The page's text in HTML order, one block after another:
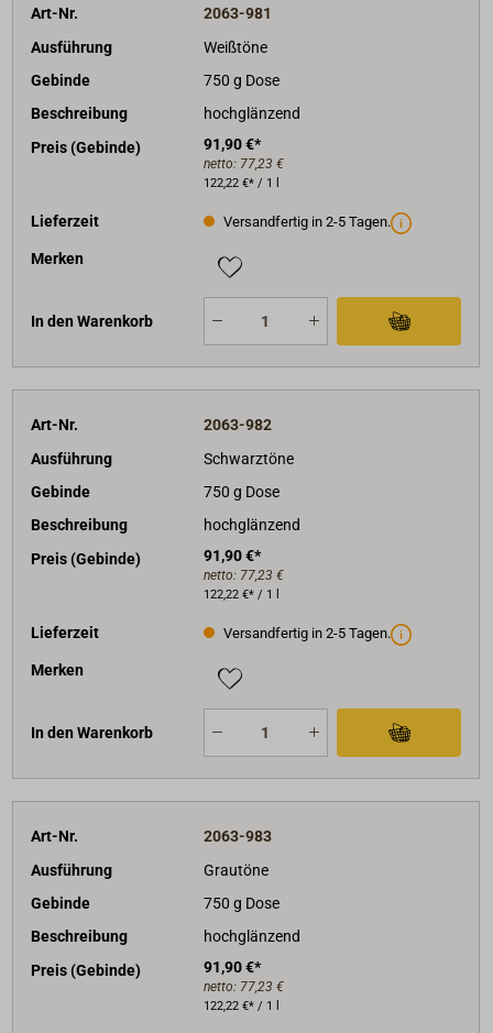
Art-Nr.
2063-981
Ausführung
Weißtöne
Gebinde
750 g Dose
Beschreibung
hochglänzend
Preis (Gebinde)
91,90 €*
netto: 77,23 €
122,22 €* / 1 l
Lieferzeit Versandfertig in 2-5 Tagen.
Merken
In den Warenkorb
Art-Nr.
2063-982
Ausführung
Schwarztöne
Gebinde
750 g Dose
Beschreibung
hochglänzend
Preis (Gebinde)
91,90 €*
netto: 77,23 €
122,22 €* / 1 l
Lieferzeit Versandfertig in 2-5 Tagen.
Merken
In den Warenkorb
Art-Nr.
2063-983
Ausführung
Grautöne
Gebinde
750 g Dose
Beschreibung
hochglänzend
Preis (Gebinde)
91,90 €*
netto: 77,23 €
122,22 €* / 1 l